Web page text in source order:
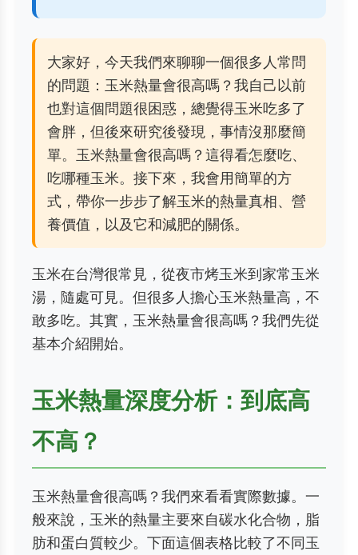
大家好，今天我們來聊聊一個很多人常問
的問題：玉米熱量會很高嗎？我自己以前
也對這個問題很困惑，總覺得玉米吃多了
會胖，但後來研究後發現，事情沒那麼簡
單。玉米熱量會很高嗎？這得看怎麼吃、
吃哪種玉米。接下來，我會用簡單的方
式，帶你一步步了解玉米的熱量真相、營
養價值，以及它和減肥的關係。
玉米在台灣很常見，從夜市烤玉米到家常玉米
湯，隨處可見。但很多人擔心玉米熱量高，不
敢多吃。其實，玉米熱量會很高嗎？我們先從
基本介紹開始。
玉米熱量深度分析：到底高
不高？
玉米熱量會很高嗎？我們來看看實際數據。一
般來說，玉米的熱量主要來自碳水化合物，脂
肪和蛋白質較少。下面這個表格比較了不同玉